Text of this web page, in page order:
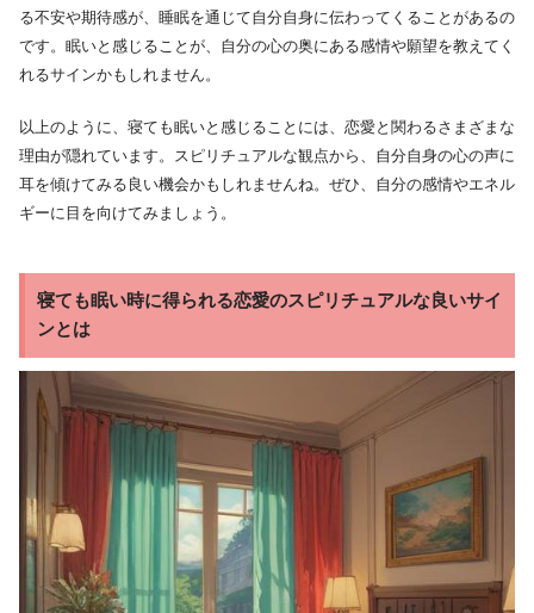
る不安や期待感が、睡眠を通じて自分自身に伝わってくることがあるの
です。眠いと感じることが、自分の心の奥にある感情や願望を教えてく
れるサインかもしれません。
以上のように、寝ても眠いと感じることには、恋愛と関わるさまざまな
理由が隠れています。スピリチュアルな観点から、自分自身の心の声に
耳を傾けてみる良い機会かもしれませんね。ぜひ、自分の感情やエネル
ギーに目を向けてみましょう。
寝ても眠い時に得られる恋愛のスピリチュアルな良いサイ
ンとは